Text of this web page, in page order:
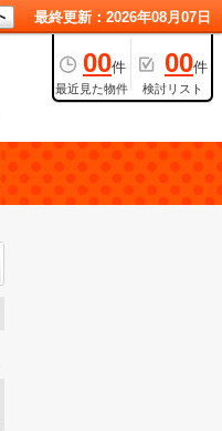
最終更新：2026年08月07日
00件
最近見た物件
00件
検討リスト